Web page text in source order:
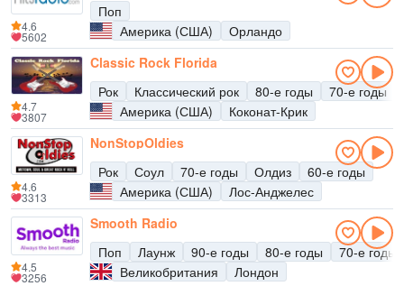
Поп
Америка (США)
Орландо
4.6
5602
Classic Rock Florida
Рок
Классический рок 80-е годы 70-е годы
Америка (США)
Коконат-Крик
4.7
3807
NonStopOldies
Рок
Соул 70-е годы Олдиз
60-е годы
Америка (США)
Лос-Анджелес
4.6
3313
Smooth Radio
Поп
Лаунж 90-е годы 80-е годы
70-е годы
Великобритания
Лондон
4.5
3256